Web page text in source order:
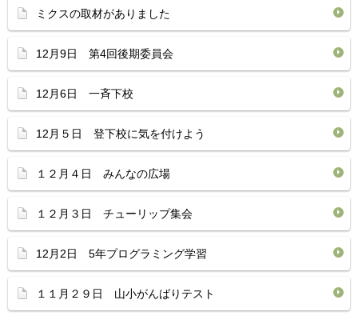
ミクスの取材がありました
12月9日 第4回後期委員会
12月6日 一斉下校
12月５日 登下校に気を付けよう
１２月４日 みんなの広場
１２月３日 チューリップ集会
12月2日 5年プログラミング学習
１１月２９日 山小がんばりテスト